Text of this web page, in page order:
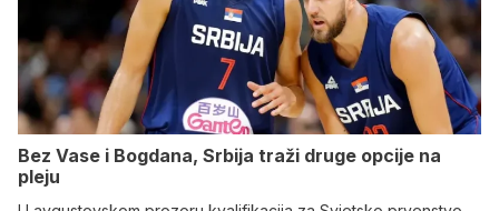
Bez Vase i Bogdana, Srbija traži druge opcije na
pleju